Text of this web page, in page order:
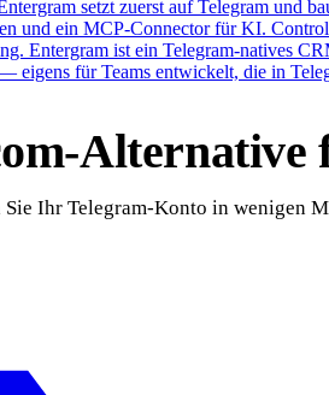
setzt zuerst auf Telegram
und ein MCP-Connector für KI.
Entergram ist ein Telegram-natives
für Teams entwickelt, die in
Alternative
Ihr Telegram-Konto in wenigen